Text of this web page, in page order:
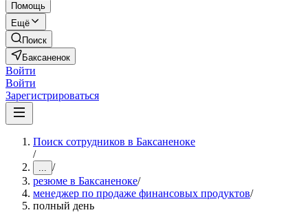
Помощь
Ещё
Поиск
Баксаненок
Войти
Войти
Зарегистрироваться
Поиск сотрудников в Баксаненоке
/
... /
резюме в Баксаненоке/
менеджер по продаже финансовых продуктов/
полный день